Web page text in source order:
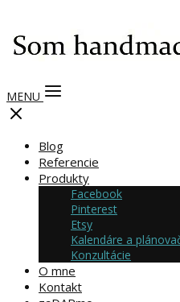
MENU
Blog
Referencie
Produkty
Facebook
Pinterest
Etsy
Kalendáre a
Konzultácie
O mne
Kontakt